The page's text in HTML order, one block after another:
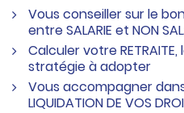
Vous conseiller sur le
entre SALARIE et NON
Calculer votre
stratégie à adopter
Vous accompagner
LIQUIDATION DE VOS